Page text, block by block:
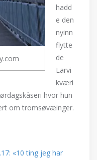
hadd
e den
nyinn
flytte
de
Larvi
kværi
hvor hun
om tromsøvæinger.
«10 ting jeg har